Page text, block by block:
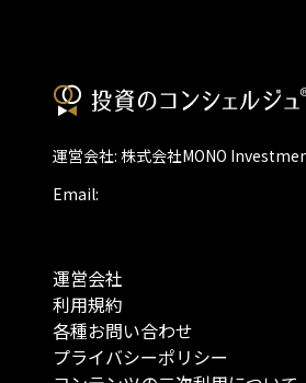
運営会社: 株式会社MONO
Email:
運営会社
利用規約
各種お問い合わせ
プライバシーポリシー